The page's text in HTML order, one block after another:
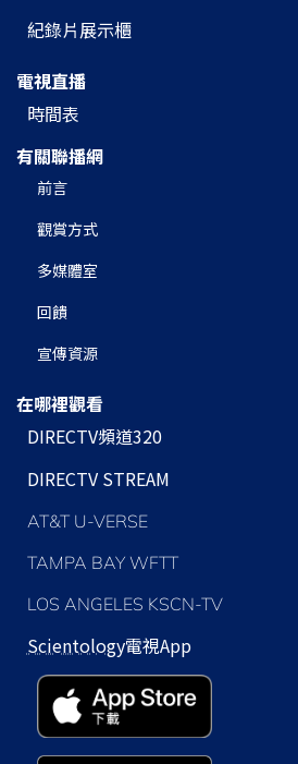
紀錄片展示櫃
電視直播
時間表
有關聯播網
前言
觀賞方式
多媒體室
回饋
宣傳資源
在哪裡觀看
DIRECTV頻道320
DIRECTV STREAM
AT&T U-VERSE
TAMPA BAY WFTT
LOS ANGELES KSCN-TV
Scientology電視App